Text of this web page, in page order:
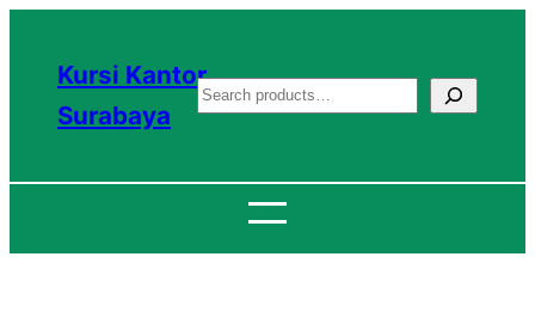
konten
Kursi Kantor
Surabaya
S
a
c